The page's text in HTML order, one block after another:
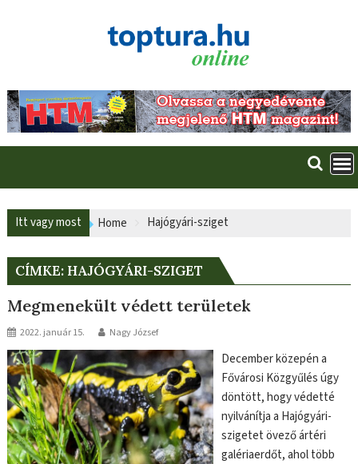
Itt vagy most Home Hajógyári-sziget
CÍMKE: HAJÓGYÁRI-SZIGET
Megmenekült védett területek
2022. január 15. Nagy József
December közepén a
Fővárosi Közgyűlés úgy
döntött, hogy védetté
nyilvánítja a Hajógyári-
szigetet övező ártéri
galériaerdőt, ahol több